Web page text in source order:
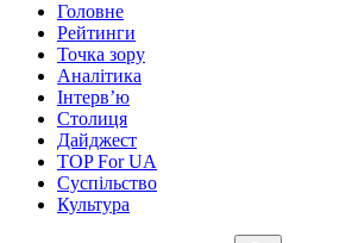
Головне
Рейтинги
Точка зору
Аналітика
Інтерв’ю
Столиця
Дайджест
TOP For UA
Суспiльство
Культура